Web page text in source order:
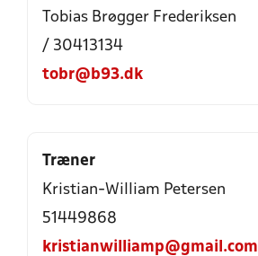
Tobias Brøgger Frederiksen
/ 30413134
tobr@b93.dk
Træner
Kristian-William Petersen
51449868
kristianwilliamp@gmail.com